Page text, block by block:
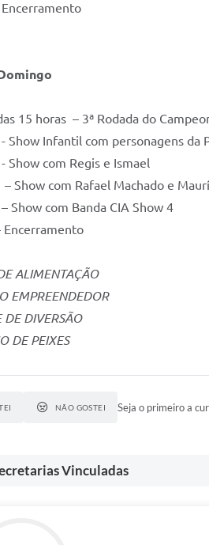
15 horas – 3ª Rodada do
Show Infantil com personagens da
Show com Regis e Ismael
Show com Rafael Machado e
Show com Banda CIA Show 4
Encerramento
ALIMENTAÇÃO
EMPREENDEDOR
DE DIVERSÃO
DE PEIXES
NÃO GOSTEI Seja o primeiro a
Vinculadas